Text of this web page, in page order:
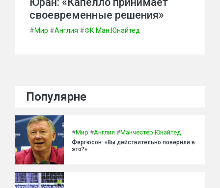
своевременные решения»
#Мир #Англия #ФК Ман.Юнайтед
Популярне
#Мир #Англия #Манчестер Юнайтед
Фергюсон: «Вы действительно поверили в
это?»